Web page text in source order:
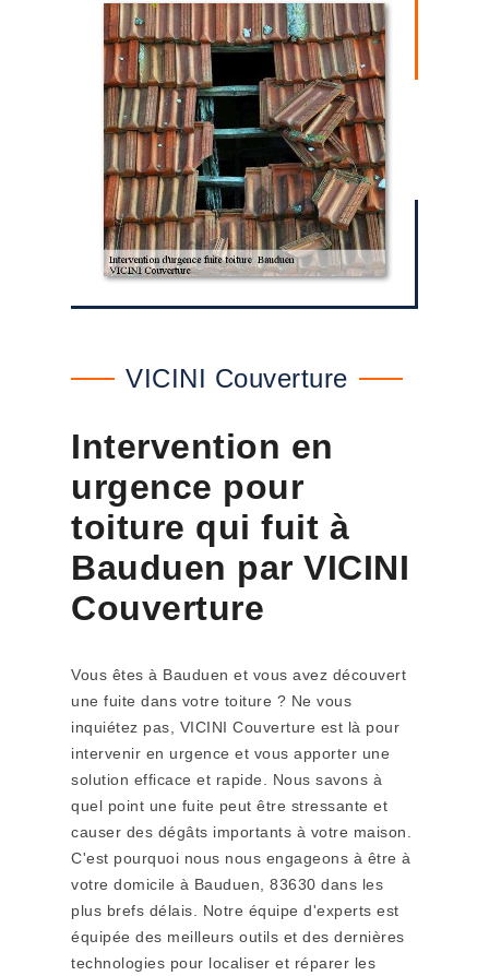
VICINI Couverture
Intervention en
urgence pour
toiture qui fuit à
Bauduen par VICINI
Couverture
Vous êtes à Bauduen et vous avez découvert
une fuite dans votre toiture ? Ne vous
inquiétez pas, VICINI Couverture est là pour
intervenir en urgence et vous apporter une
solution efficace et rapide. Nous savons à
quel point une fuite peut être stressante et
causer des dégâts importants à votre maison.
C'est pourquoi nous nous engageons à être à
votre domicile à Bauduen, 83630 dans les
plus brefs délais. Notre équipe d'experts est
équipée des meilleurs outils et des dernières
technologies pour localiser et réparer les